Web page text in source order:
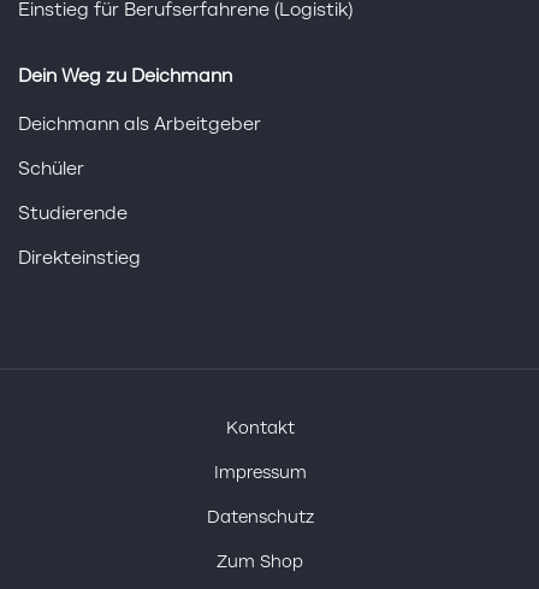
Einstieg für Berufserfahrene (Logistik)
Dein Weg zu Deichmann
Deichmann als Arbeitgeber
Schüler
Studierende
Direkteinstieg
Kontakt
Impressum
Datenschutz
Zum Shop